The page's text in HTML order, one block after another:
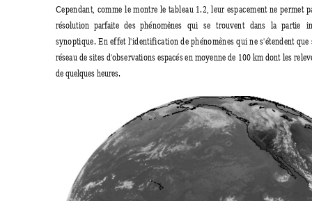
Cependant, comme le montre le tableau 1.2, leur espacement ne permet
résolution parfaite des phénomènes qui se trouvent dans la partie
synoptique. En effet l'identification de phénomènes qui ne s'étendent
réseau de sites d'observations espacés en moyenne de 100 km dont les
de quelques heures.